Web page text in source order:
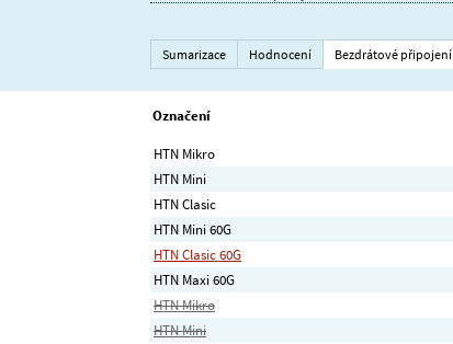
Sumarizace Hodnocení Bezdrátové připojení
Označení
HTN Mikro
HTN Mini
HTN Clasic
HTN Mini 60G
HTN Clasic 60G
HTN Maxi 60G
HTN Mikro
HTN Mini